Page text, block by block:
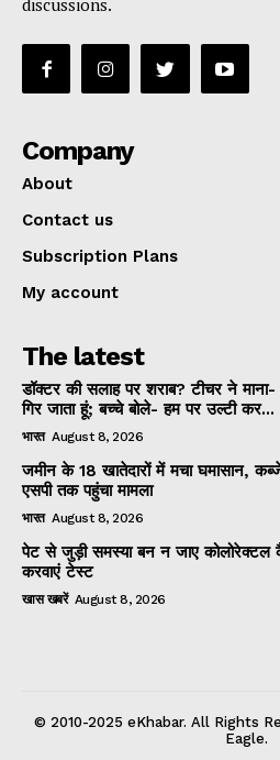
discussions.
Company
About
Contact us
Subscription Plans
My account
The latest
डॉक्टर की सलाह पर शराब? टीचर ने
गिर जाता हूं; बच्चे बोले- हम पर उल्टी कर...
भारत August 8, 2026
जमीन के 18 खातेदारों में मचा घमासान,
एसपी तक पहुंचा मामला
भारत August 8, 2026
पेट से जुड़ी समस्या बन न जाए
करवाएं टेस्ट
खास खबरें August 8, 2026
© 2010-2025 eKhabar. All Rights
Eagle.